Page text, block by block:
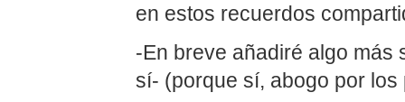
en estos recuerdos
-En breve añadiré algo
sí- (porque sí, abogo por